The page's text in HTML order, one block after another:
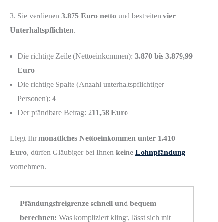
3. Sie verdienen 3.875 Euro netto und bestreiten vier
Unterhaltspflichten.
Die richtige Zeile (Nettoeinkommen): 3.870 bis 3.879,99
Euro
Die richtige Spalte (Anzahl unterhaltspflichtiger
Personen): 4
Der pfändbare Betrag: 211,58 Euro
Liegt Ihr monatliches Nettoeinkommen unter 1.410
Euro, dürfen Gläubiger bei Ihnen keine Lohnpfändung
vornehmen.
Pfändungsfreigrenze schnell und bequem
berechnen: Was kompliziert klingt, lässt sich mit